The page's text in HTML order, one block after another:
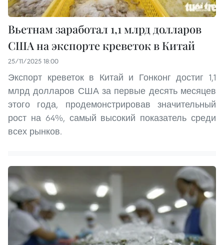
Вьетнам заработал 1,1 млрд долларов
США на экспорте креветок в Китай
25/11/2025 18:00
Экспорт креветок в Китай и Гонконг достиг 1,1
млрд долларов США за первые десять месяцев
этого года, продемонстрировав значительный
рост на 64%, самый высокий показатель среди
всех рынков.